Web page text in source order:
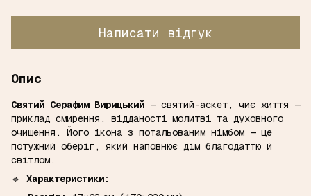
Написати відгук
Опис
Святий Серафим Вирицький — святий-аскет, чиє життя —
приклад смирення, відданості молитві та духовного
очищення. Його ікона з потальованим німбом — це
потужний оберіг, який наповнює дім благодаттю й
світлом.
🔹 Характеристики: